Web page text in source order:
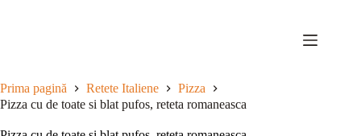
Prima pagină Retete Italiene
Pizza
Pizza cu de toate si blat pufos, reteta romaneasca